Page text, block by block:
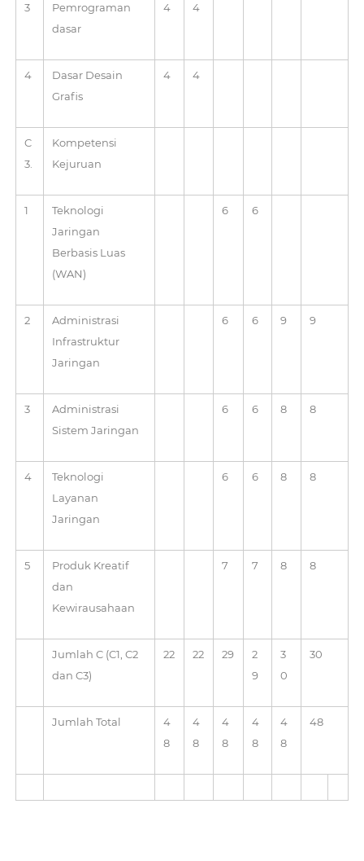
3
Pemrograman
dasar
4 4
4
Dasar Desain
Grafis
4 4
C
3.
Kompetensi
Kejuruan
1
Teknologi
Jaringan
Berbasis Luas
(WAN)
6 6
2
Administrasi
Infrastruktur
Jaringan
6 6 9 9
3
Administrasi
Sistem Jaringan
6 6 8 8
4
Teknologi
Layanan
Jaringan
6 6 8 8
5
Produk Kreatif
dan
Kewirausahaan
7 7 8 8
Jumlah C (C1, C2
dan C3)
22 22 29
2
9
3
0
30
Jumlah Total
4
8
4
8
4
8
4
8
4
8
48